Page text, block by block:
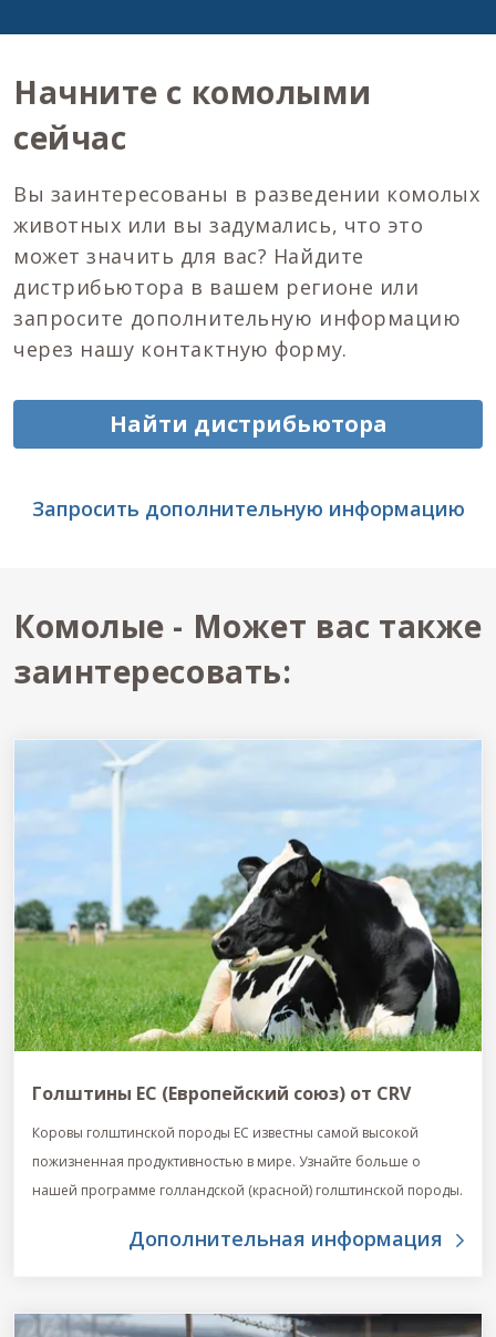
Начните с комолыми
сейчас
Вы заинтересованы в разведении комолых
животных или вы задумались, что это
может значить для вас? Найдите
дистрибьютора в вашем регионе или
запросите дополнительную информацию
через нашу контактную форму.
Найти дистрибьютора
Запросить дополнительную информацию
Комолые - Может вас также
заинтересовать:
Голштины ЕС (Европейский союз) от CRV
Коровы голштинской породы ЕС известны самой высокой
пожизненная продуктивностью в мире. Узнайте больше о
нашей программе голландской (красной) голштинской породы.
Дополнительная информация